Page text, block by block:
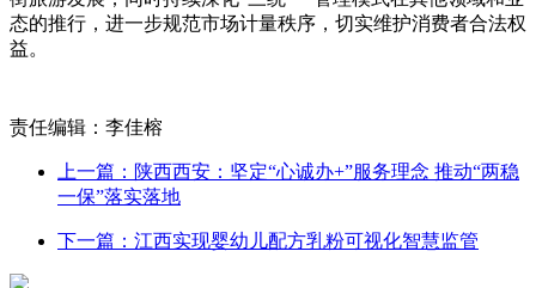
态的推行，进一步规范市场计量秩序，切实维护消费者合法权
益。
责任编辑：李佳榕
上一篇：陕西西安：坚定“心诚办+”服务理念 推动“两稳
一保”落实落地
下一篇：江西实现婴幼儿配方乳粉可视化智慧监管